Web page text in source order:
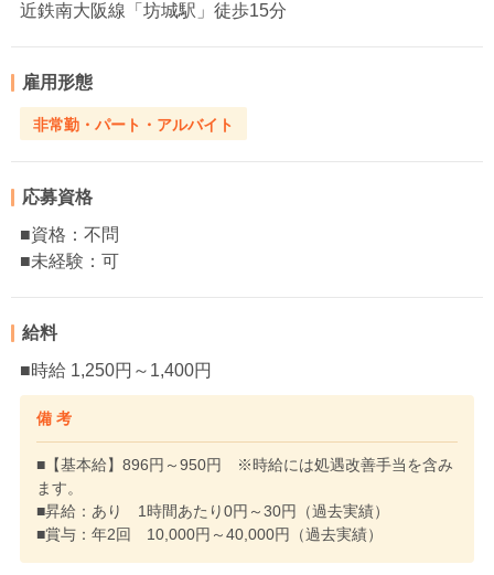
近鉄南大阪線「坊城駅」徒歩15分
雇用形態
非常勤・パート・アルバイト
応募資格
■資格：不問
■未経験：可
給料
■時給 1,250円～1,400円
備 考
■【基本給】896円～950円 ※時給には処遇改善手当を含み
ます。
■昇給：あり 1時間あたり0円～30円（過去実績）
■賞与：年2回 10,000円～40,000円（過去実績）